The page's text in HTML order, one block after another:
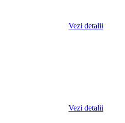
Vezi detalii
Vezi detalii